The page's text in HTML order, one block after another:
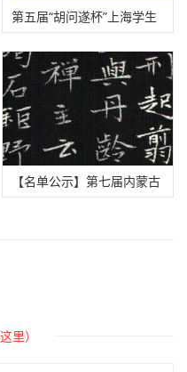
第五届“胡问遂杯”上海学生
书法展获奖、入展、入围名
单公示
【名单公示】第七届内蒙古
里）